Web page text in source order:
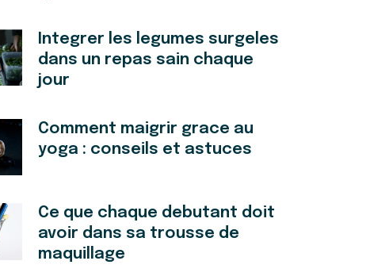
Integrer les legumes surgeles
dans un repas sain chaque
jour
Comment maigrir grace au
yoga : conseils et astuces
Ce que chaque debutant doit
avoir dans sa trousse de
maquillage